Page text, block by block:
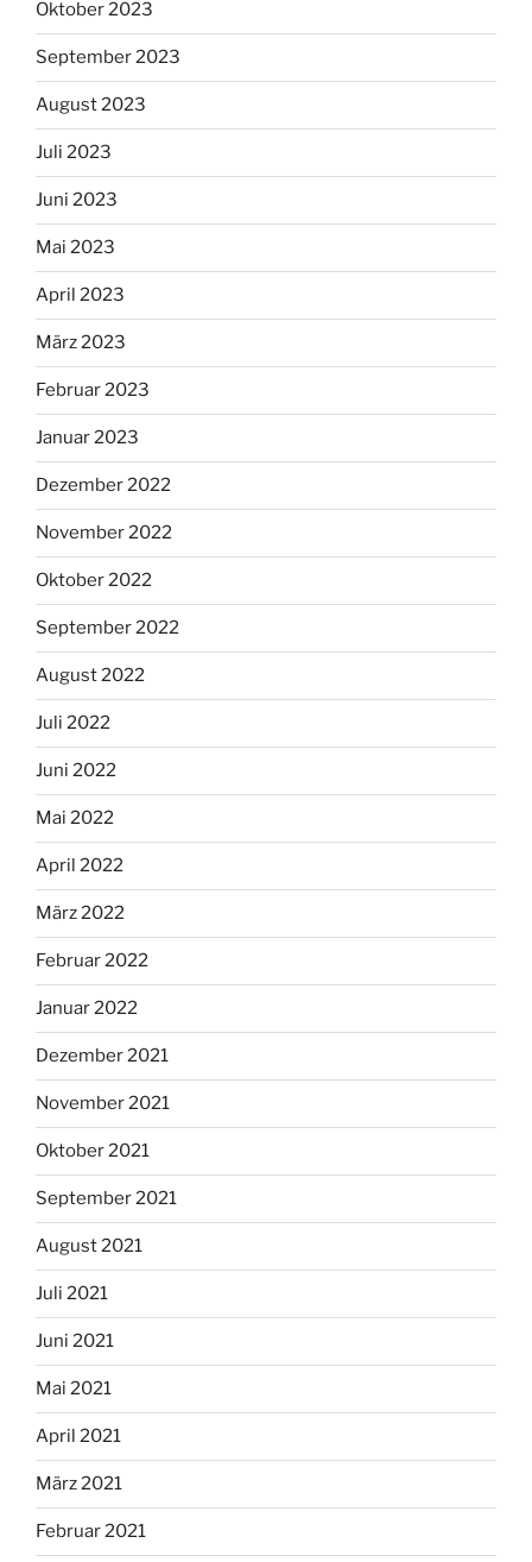
Oktober 2023
September 2023
August 2023
Juli 2023
Juni 2023
Mai 2023
April 2023
März 2023
Februar 2023
Januar 2023
Dezember 2022
November 2022
Oktober 2022
September 2022
August 2022
Juli 2022
Juni 2022
Mai 2022
April 2022
März 2022
Februar 2022
Januar 2022
Dezember 2021
November 2021
Oktober 2021
September 2021
August 2021
Juli 2021
Juni 2021
Mai 2021
April 2021
März 2021
Februar 2021